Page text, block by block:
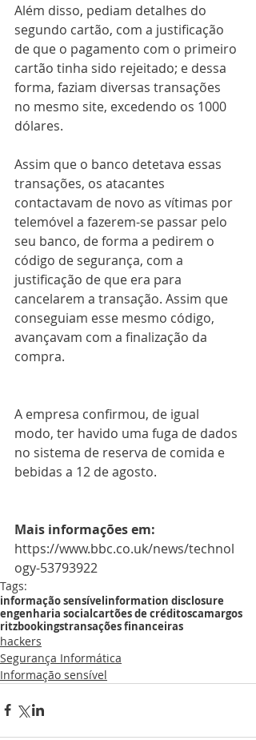
Além disso, pediam detalhes do
segundo cartão, com a justificação
de que o pagamento com o primeiro
cartão tinha sido rejeitado; e dessa
forma, faziam diversas transações
no mesmo site, excedendo os 1000
dólares.
Assim que o banco detetava essas
transações, os atacantes
contactavam de novo as vítimas por
telemóvel a fazerem-se passar pelo
seu banco, de forma a pedirem o
código de segurança, com a
justificação de que era para
cancelarem a transação. Assim que
conseguiam esse mesmo código,
avançavam com a finalização da
compra.
A empresa confirmou, de igual
modo, ter havido uma fuga de dados
no sistema de reserva de comida e
bebidas a 12 de agosto.
Mais informações em:
https://www.bbc.co.uk/news/technol
ogy-53793922
Tags:
informação sensívelinformation disclosure
engenharia socialcartões de créditoscamargos
ritzbookingstransações financeiras
hackers
Segurança Informática
Informação sensível